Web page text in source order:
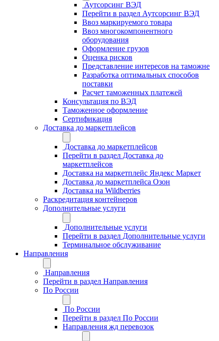
Аутсорсинг ВЭД
Перейти в раздел Аутсорсинг ВЭД
Ввоз маркируемого товара
Ввоз многокомпонентного
оборудования
Оформление грузов
Оценка рисков
Представление интересов на таможне
Разработка оптимальных способов
поставки
Расчет таможенных платежей
Консультация по ВЭД
Таможенное оформление
Сертификация
Доставка до маркетплейсов
Доставка до маркетплейсов
Перейти в раздел Доставка до
маркетплейсов
Доставка на маркетплейс Яндекс Маркет
Доставка до маркетплейса Озон
Доставка на Wildberries
Раскредитация контейнеров
Дополнительные услуги
Дополнительные услуги
Перейти в раздел Дополнительные услуги
Терминальное обслуживание
Направления
Направления
Перейти в раздел Направления
По России
По России
Перейти в раздел По России
Направления жд перевозок